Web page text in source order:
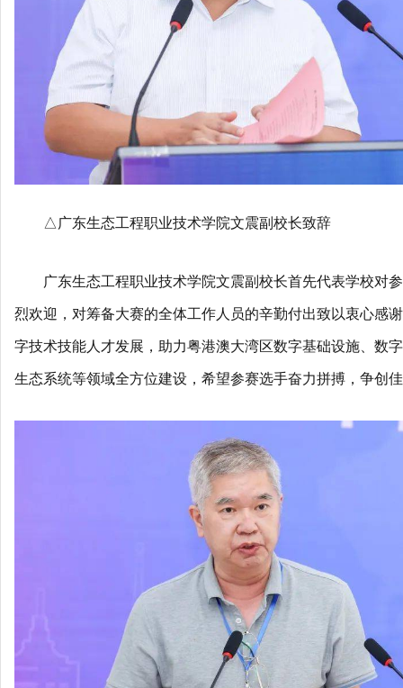
△广东生态工程职业技术学院文震副校长致辞
广东生态工程职业技术学院文震副校长首先代表学校对
烈欢迎，对筹备大赛的全体工作人员的辛勤付出致以衷心感
字技术技能人才发展，助力粤港澳大湾区数字基础设施、数
生态系统等领域全方位建设，希望参赛选手奋力拼搏，争创